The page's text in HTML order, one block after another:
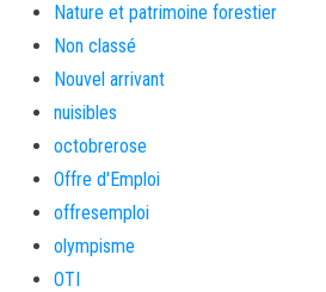
Nature et patrimoine forestier
Non classé
Nouvel arrivant
nuisibles
octobrerose
Offre d'Emploi
offresemploi
olympisme
OTI